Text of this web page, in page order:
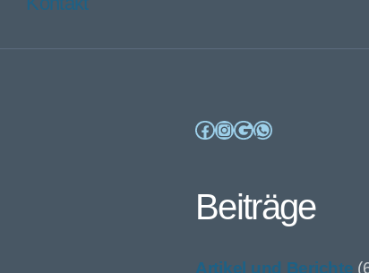
Facebook
Instagram
Google
WhatsApp
Beiträge
Artikel und Berichte